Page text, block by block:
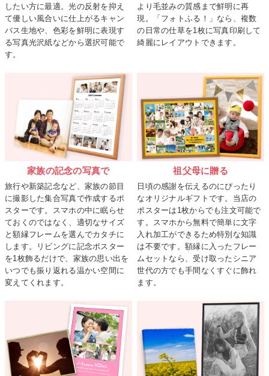
したい方に最適。光の反射を抑え
て優しい風合いに仕上がるキャン
バス生地や、色彩を鮮明に表現す
る写真光沢紙などから選択可能で
す。
より毛並みの質感まで鮮明に再
現。「フォトふる！」なら、複数
の日常の仕草を1枚に写真印刷して
綺麗にレイアウトできます。
家族の記念の写真で
旅行や新築記念など、家族の節目
に撮影した集合写真で作成するポ
スターです。スマホの中に眠らせ
ておくのではなく、適切なサイズ
と額縁フレームを選んでカタチに
します。リビングに記念ポスター
を1枚飾るだけで、家族の思い出を
いつでも振り返れる温かい空間に
変えてくれます。
祖父母に贈る
日頃の感謝を伝えるのにぴったり
なオリジナルギフトです。当店の
ポスターは1枚からでも注文可能で
す。スマホから無料で簡単に文字
入れ加工ができるため特別な知識
は不要です。額縁に入ったフレー
ムセットなら、受け取ったシニア
世代の方でも手間なくすぐに飾れ
ます。